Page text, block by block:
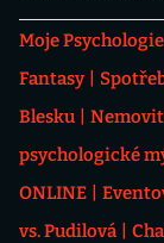
Moje Psychologie
Fantasy
Blesku
psychologické
ONLINE
vs. Pudilová